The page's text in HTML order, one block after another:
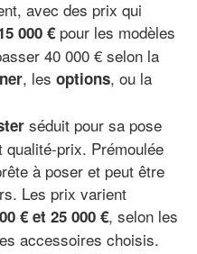
avec des prix qui
000 € pour les modèles
40 000 € selon la
, les options, ou la
séduit pour sa pose
qualité-prix. Prémoulée
à poser et peut être
Les prix varient
€ et 25 000 €, selon les
accessoires choisis.